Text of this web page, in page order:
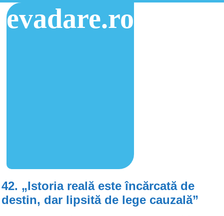
evadare.ro
42. „Istoria reală este încărcată de
destin, dar lipsită de lege cauzală”